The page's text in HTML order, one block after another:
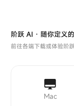
阶跃 AI · 随你定义
前往各端下载或体验阶
Mac